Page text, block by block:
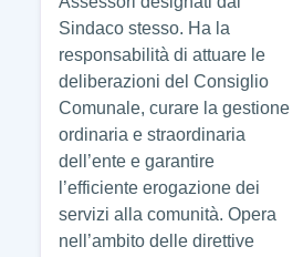
Sindaco stesso. Ha la
responsabilità di attuare le
deliberazioni del Consiglio
Comunale, curare la gestione
ordinaria e straordinaria
dell’ente e garantire
l’efficiente erogazione dei
servizi alla comunità. Opera
nell’ambito delle direttive